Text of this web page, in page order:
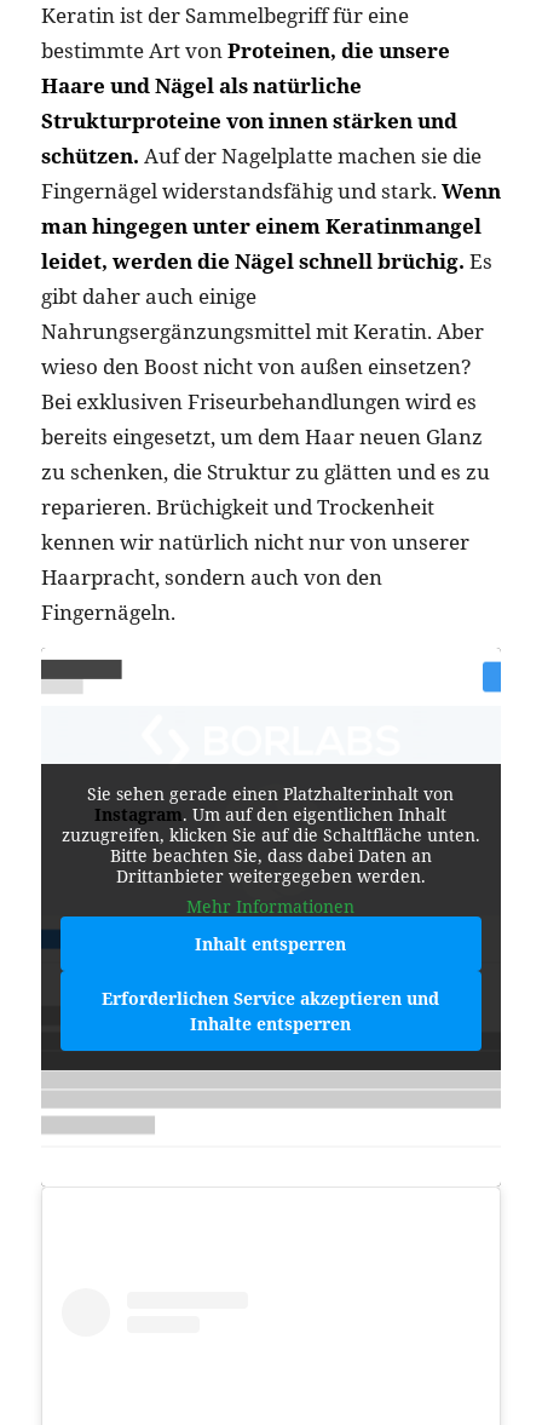
Keratin ist der Sammelbegriff für eine
bestimmte Art vonProteinen, die unsere
Haare und Nägel als natürliche
Strukturproteine von innen stärken und
schützen. Auf der Nagelplatte machen sie die
Fingernägel widerstandsfähig und stark. Wenn
man hingegen unter einem Keratinmangel
leidet, werden die Nägel schnell brüchig. Es
gibt daher auch einige
Nahrungsergänzungsmittel mit Keratin. Aber
wieso den Boost nicht von außen einsetzen?
Bei exklusiven Friseurbehandlungen wird es
bereits eingesetzt, um dem Haar neuen Glanz
zu schenken, die Struktur zu glätten und es zu
reparieren. Brüchigkeit und Trockenheit
kennen wir natürlich nicht nur von unserer
Haarpracht, sondern auch von den
Fingernägeln.
Sie sehen gerade einen Platzhalterinhalt von
Instagram. Um auf den eigentlichen Inhalt
zuzugreifen, klicken Sie auf die Schaltfläche unten.
Bitte beachten Sie, dass dabei Daten an
Drittanbieter weitergegeben werden.
Mehr Informationen
Inhalt entsperren
Erforderlichen Service akzeptieren und
Inhalte entsperren